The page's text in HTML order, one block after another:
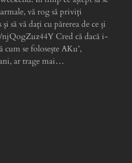
vă rog să priviți
să vă dați cu părerea de ce și
Cred că dacă i-
cum se folosește AKu’,
ar trage mai…